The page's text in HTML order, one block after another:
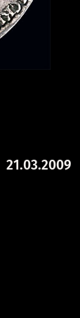
21.03.2009